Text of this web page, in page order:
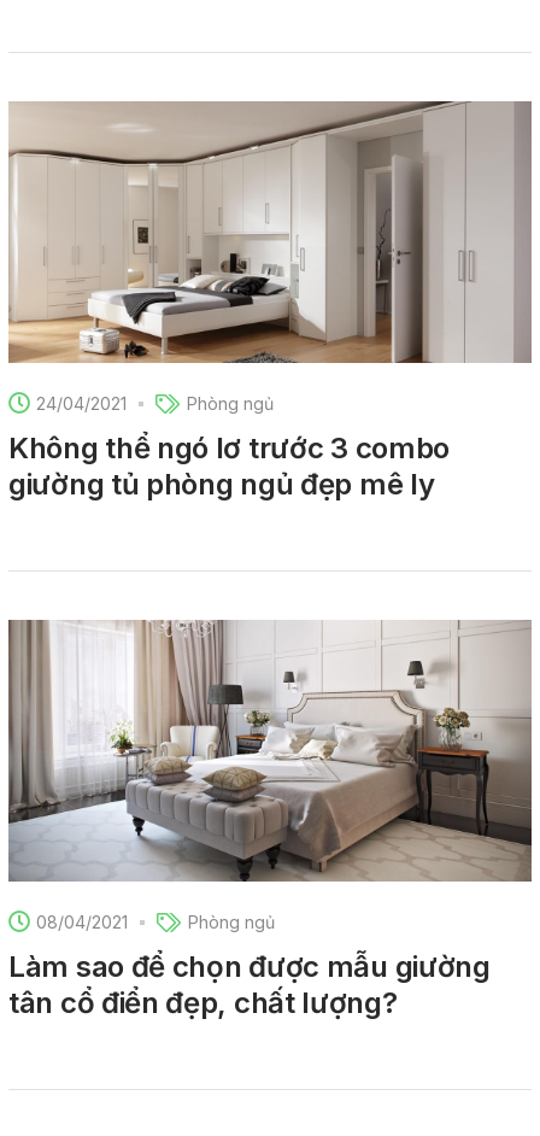
24/04/2021 Phòng ngủ
Không thể ngó lơ trước 3 combo
giường tủ phòng ngủ đẹp mê ly
08/04/2021 Phòng ngủ
Làm sao để chọn được mẫu giường
tân cổ điển đẹp, chất lượng?